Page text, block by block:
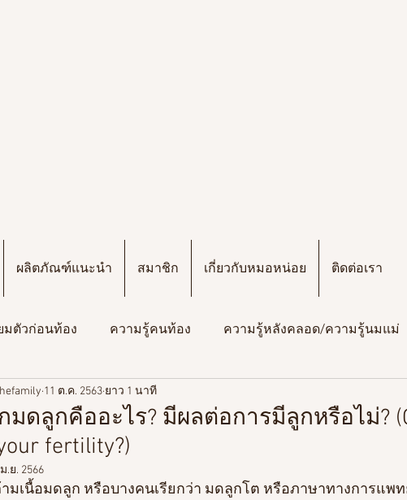
ผลิตภัณฑ์แนะนำ สมาชิก เกี่ยวกับหมอหน่อย ติดต่อเรา
มตัวก่อนท้อง ความรู้คนท้อง ความรู้หลังคลอด/ความรู้นมแม่
ความรู้เกี่ยวกับวิตามิน
มดลูกคืออะไร? มีผลต่อการมีลูกหรือไม่?
fertility?)
11 ต.ค. 2563 ยาว 1 นาที
ม.ย. 2566
ามเนื้อมดลูก หรือบางคนเรียกว่า มดลูกโต หรือภาษาทางการแพ